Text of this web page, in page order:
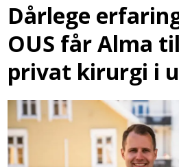
Dårlege
OUS får Alma
privat kirurgi i